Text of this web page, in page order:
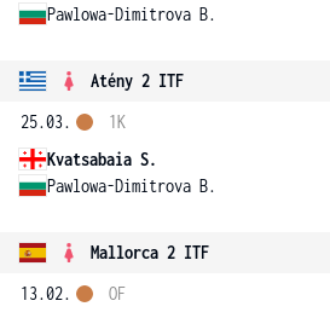
Pawlowa-Dimitrova B.
Atény 2 ITF
25.03.
Kvatsabaia S.
Pawlowa-Dimitrova B.
1K
Mallorca 2 ITF
13.02.
OF